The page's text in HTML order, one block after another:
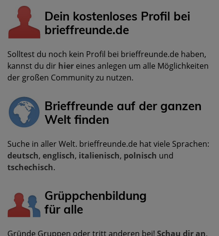
Dein kostenloses Profil bei
brieffreunde.de
Solltest du noch kein Profil bei brieffreunde.de haben,
kannst du dir hier eines anlegen um alle Möglichkeiten
der großen Community zu nutzen.
Brieffreunde auf der ganzen
Welt finden
Suche in aller Welt. brieffreunde.de hat viele Sprachen:
deutsch, englisch, italienisch, polnisch und
tschechisch.
Grüppchenbildung
für alle
Gründe Gruppen oder tritt anderen bei! Schau dir an,